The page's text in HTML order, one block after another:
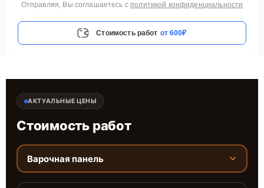
Отправляя, Вы соглашаетесь с политикой конфиденциальности
Стоимость работ от 600₽
АКТУАЛЬНЫЕ ЦЕНЫ
Стоимость работ
Варочная панель